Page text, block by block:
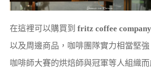
在這裡可以購買到 fritz coffee company
以及周邊商品，咖啡團隊實力相當堅強
咖啡師大賽的烘焙師與冠軍等人組織